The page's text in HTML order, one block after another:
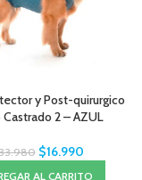
y Post-quirurgico
Castrado 2 – AZUL
$16.990
AL CARRITO